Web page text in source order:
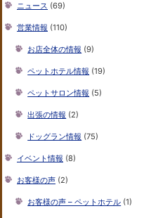
ニュース (69)
営業情報 (110)
お店全体の情報 (9)
ペットホテル情報 (19)
ペットサロン情報 (5)
出張の情報 (2)
ドッグラン情報 (75)
イベント情報 (8)
お客様の声 (2)
お客様の声 – ペットホテル (1)